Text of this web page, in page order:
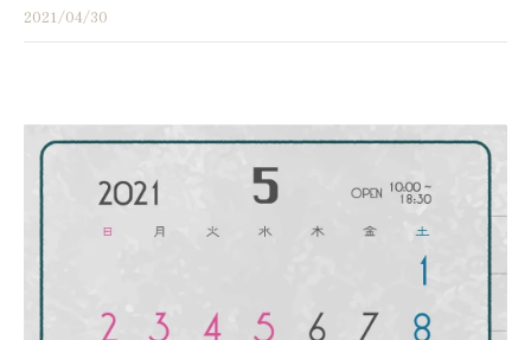
2021/04/30